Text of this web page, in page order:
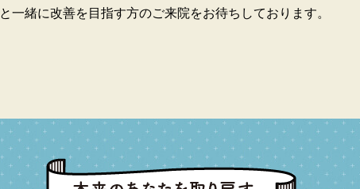
と一緒に改善を目指す方のご来院をお待ちしております。